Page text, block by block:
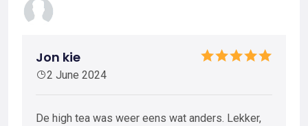
Jon kie
2 June 2024
De high tea was weer eens wat anders. Lekker,